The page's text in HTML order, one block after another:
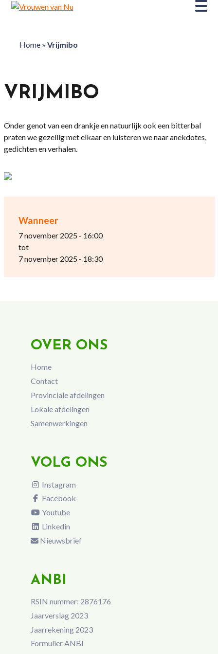
Home» Vrijmibo
Wanneer
7 november 2025 - 16:00
tot
7 november 2025 - 18:30
VRIJMIBO
Onder genot van een drankje en natuurlijk ook een bitterbal
praten we gezellig met elkaar en luisteren we naar anekdotes,
gedichten en verhalen.
OVER ONS
Home
Contact
Provinciale afdelingen
Lokale afdelingen
Samenwerkingen
VOLG ONS
Instagram
Facebook
Youtube
Linkedin
Nieuwsbrief
ANBI
RSIN nummer: 2876176
Jaarverslag 2023
Jaarrekening 2023
Formulier ANBI